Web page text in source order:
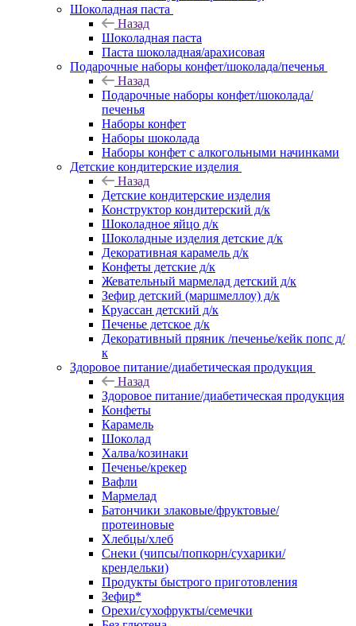
Шоколадная паста
Назад
Шоколадная паста
Паста шоколадная/арахисовая
Подарочные наборы конфет/шоколада/печенья
Назад
Подарочные наборы конфет/шоколада/
печенья
Наборы конфет
Наборы шоколада
Наборы конфет с алкогольными начинками
Детские кондитерские изделия
Назад
Детские кондитерские изделия
Конструктор кондитерский д/к
Шоколадное яйцо д/к
Шоколадные изделия детские д/к
Декоративная карамель д/к
Конфеты детские д/к
Жевательный мармелад детский д/к
Зефир детский (маршмеллоу) д/к
Круассан детский д/к
Печенье детское д/к
Декоративный пряник /печенье/кейк попс д/
к
Здоровое питание/диабетическая продукция
Назад
Здоровое питание/диабетическая продукция
Конфеты
Карамель
Шоколад
Халва/козинаки
Печенье/крекер
Вафли
Мармелад
Батончики злаковые/фруктовые/
протеиновые
Хлебцы/хлеб
Снеки (чипсы/попкорн/сухарики/
крендельки)
Продукты быстрого приготовления
Зефир*
Орехи/сухофрукты/семечки